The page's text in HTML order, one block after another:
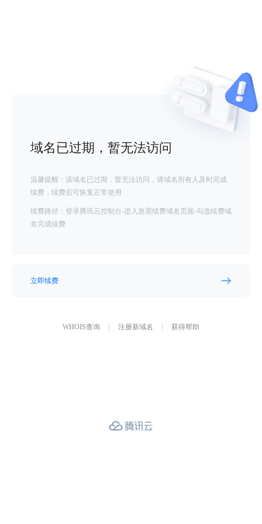
域名已过期，暂无法访问
温馨提醒：该域名已过期，暂无法访问，请域名所有人及时完成
续费，续费后可恢复正常使用
续费路径：登录腾讯云控制台-进入急需续费域名页面-勾选续费域
名完成续费
立即续费
WHOIS查询 注册新域名 获得帮助